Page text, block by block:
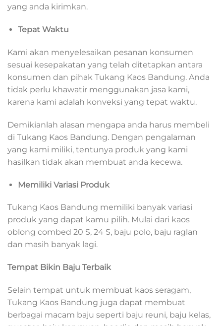
yang anda kirimkan.
Tepat Waktu
Kami akan menyelesaikan pesanan konsumen
sesuai kesepakatan yang telah ditetapkan antara
konsumen dan pihak Tukang Kaos Bandung. Anda
tidak perlu khawatir menggunakan jasa kami,
karena kami adalah konveksi yang tepat waktu.
Demikianlah alasan mengapa anda harus membeli
di Tukang Kaos Bandung. Dengan pengalaman
yang kami miliki, tentunya produk yang kami
hasilkan tidak akan membuat anda kecewa.
Memiliki Variasi Produk
Tukang Kaos Bandung memiliki banyak variasi
produk yang dapat kamu pilih. Mulai dari kaos
oblong combed 20 S, 24 S, baju polo, baju raglan
dan masih banyak lagi.
Tempat Bikin Baju Terbaik
Selain tempat untuk membuat kaos seragam,
Tukang Kaos Bandung juga dapat membuat
berbagai macam baju seperti baju reuni, baju kelas,